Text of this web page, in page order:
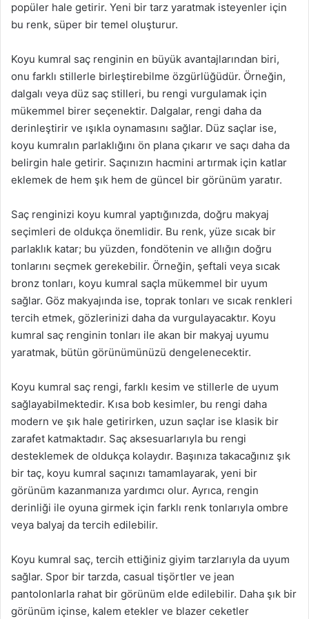
popüler hale getirir. Yeni bir tarz yaratmak isteyenler için
bu renk, süper bir temel oluşturur.
Koyu kumral saç renginin en büyük avantajlarından biri,
onu farklı stillerle birleştirebilme özgürlüğüdür. Örneğin,
dalgalı veya düz saç stilleri, bu rengi vurgulamak için
mükemmel birer seçenektir. Dalgalar, rengi daha da
derinleştirir ve ışıkla oynamasını sağlar. Düz saçlar ise,
koyu kumralın parlaklığını ön plana çıkarır ve saçı daha da
belirgin hale getirir. Saçınızın hacmini artırmak için katlar
eklemek de hem şık hem de güncel bir görünüm yaratır.
Saç renginizi koyu kumral yaptığınızda, doğru makyaj
seçimleri de oldukça önemlidir. Bu renk, yüze sıcak bir
parlaklık katar; bu yüzden, fondötenin ve allığın doğru
tonlarını seçmek gerekebilir. Örneğin, şeftali veya sıcak
bronz tonları, koyu kumral saçla mükemmel bir uyum
sağlar. Göz makyajında ise, toprak tonları ve sıcak renkleri
tercih etmek, gözlerinizi daha da vurgulayacaktır. Koyu
kumral saç renginin tonları ile akan bir makyaj uyumu
yaratmak, bütün görünümünüzü dengelenecektir.
Koyu kumral saç rengi, farklı kesim ve stillerle de uyum
sağlayabilmektedir. Kısa bob kesimler, bu rengi daha
modern ve şık hale getirirken, uzun saçlar ise klasik bir
zarafet katmaktadır. Saç aksesuarlarıyla bu rengi
desteklemek de oldukça kolaydır. Başınıza takacağınız şık
bir taç, koyu kumral saçınızı tamamlayarak, yeni bir
görünüm kazanmanıza yardımcı olur. Ayrıca, rengin
derinliği ile oyuna girmek için farklı renk tonlarıyla ombre
veya balyaj da tercih edilebilir.
Koyu kumral saç, tercih ettiğiniz giyim tarzlarıyla da uyum
sağlar. Spor bir tarzda, casual tişörtler ve jean
pantolonlarla rahat bir görünüm elde edilebilir. Daha şık bir
görünüm içinse, kalem etekler ve blazer ceketler